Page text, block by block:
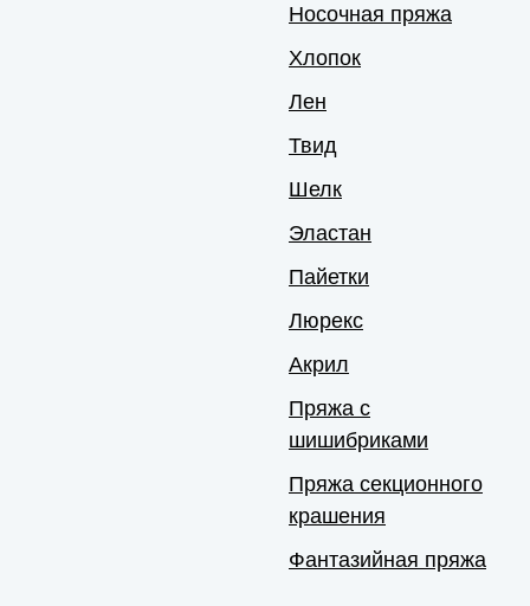
Носочная пряжа
Хлопок
Лен
Твид
Шелк
Эластан
Пайетки
Люрекс
Акрил
Пряжа с
шишибриками
Пряжа секционного
крашения
Фантазийная пряжа